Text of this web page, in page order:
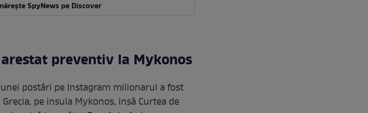
SpyNews pe Discover
preventiv la Mykonos
postări pe Instagram milionarul a fost
pe insula Mykonos, însă Curtea de